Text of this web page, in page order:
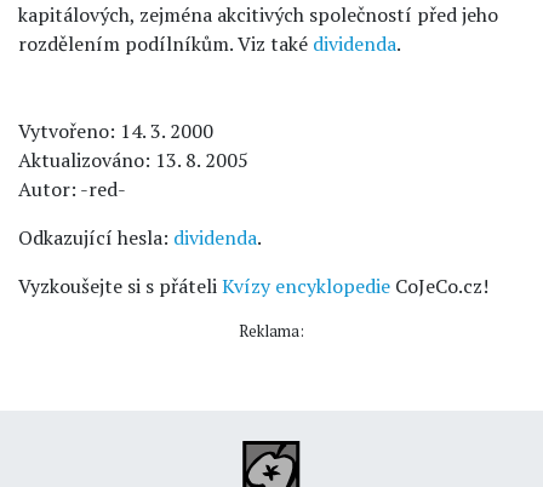
kapitálových, zejména akcitivých společností před jeho
rozdělením podílníkům. Viz také dividenda.
Vytvořeno: 14. 3. 2000
Aktualizováno: 13. 8. 2005
Autor: -red-
Odkazující hesla: dividenda.
Vyzkoušejte si s přáteliKvízy encyklopedie CoJeCo.cz!
Reklama: